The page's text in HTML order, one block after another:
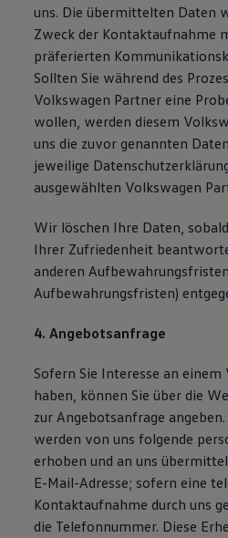
uns. Die übermittelten Daten
Zweck der Kontaktaufnahme
präferierten
Sollten Sie während des
Volkswagen Partner eine
wollen, werden diesem
uns die zuvor genannten
jeweilige
ausgewählten Volkswagen
Wir löschen Ihre Daten,
Ihrer Zufriedenheit
anderen
Aufbewahrungsfristen)
4. Angebotsanfrage
Sofern Sie Interesse an einem
haben, können Sie über die
zur Angebotsanfrage
werden von uns folgende
erhoben und an uns
E-Mail-Adresse; sofern eine
Kontaktaufnahme durch uns
die Telefonnummer. Diese